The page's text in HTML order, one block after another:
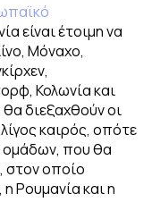
είναι έτοιμη να
Μόναχο,
Κολωνία και
θα διεξαχθούν οι
καιρός, οπότε
ομάδων, που θα
στον οποίο
Ρουμανία και η